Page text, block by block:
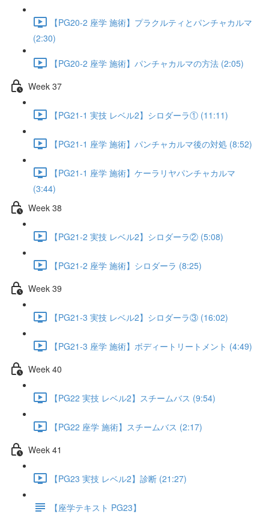
【PG20-2 座学 施術】プラクルティとパンチャカルマ
(2:30)
【PG20-2 座学 施術】パンチャカルマの方法 (2:05)
Week 37
【PG21-1 実技 レベル2】シロダーラ① (11:11)
【PG21-1 座学 施術】パンチャカルマ後の対処 (8:52)
【PG21-1 座学 施術】ケーラリヤパンチャカルマ
(3:44)
Week 38
【PG21-2 実技 レベル2】シロダーラ② (5:08)
【PG21-2 座学 施術】シロダーラ (8:25)
Week 39
【PG21-3 実技 レベル2】シロダーラ③ (16:02)
【PG21-3 座学 施術】ボディートリートメント (4:49)
Week 40
【PG22 実技 レベル2】スチームバス (9:54)
【PG22 座学 施術】スチームバス (2:17)
Week 41
【PG23 実技 レベル2】診断 (21:27)
【座学テキスト PG23】